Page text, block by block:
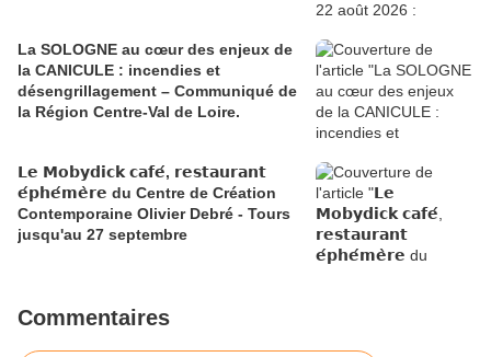
La SOLOGNE au cœur des enjeux de
la CANICULE : incendies et
désengrillagement – Communiqué de
la Région Centre-Val de Loire.
𝗟𝗲 𝗠𝗼𝗯𝘆𝗱𝗶𝗰𝗸 𝗰𝗮𝗳𝗲́, 𝗿𝗲𝘀𝘁𝗮𝘂𝗿𝗮𝗻𝘁
𝗲́𝗽𝗵𝗲́𝗺𝗲̀𝗿𝗲 du Centre de Création
Contemporaine Olivier Debré - Tours
jusqu'au 27 septembre
Commentaires